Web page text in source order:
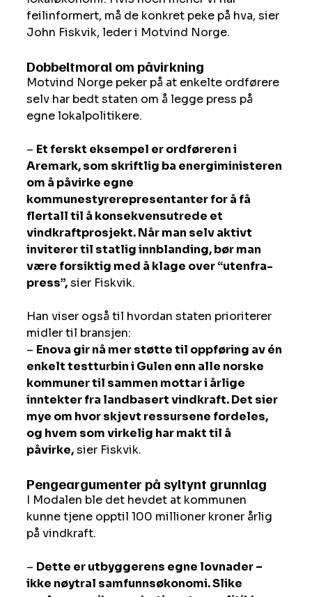
feilinformert, må de konkret peke på hva, sier
John Fiskvik, leder i Motvind Norge.
Dobbeltmoral om påvirkning
Motvind Norge peker på at enkelte ordførere
selv har bedt staten om å legge press på
egne lokalpolitikere.
– Et ferskt eksempel er ordføreren i
Aremark, som skriftlig ba energiministeren
om å påvirke egne
kommunestyrerepresentanter for å få
flertall til å konsekvensutrede et
vindkraftprosjekt. Når man selv aktivt
inviterer til statlig innblanding, bør man
være forsiktig med å klage over “utenfra-
press”, sier Fiskvik.
Han viser også til hvordan staten prioriterer
midler til bransjen:
– Enova gir nå mer støtte til oppføring av én
enkelt testturbin i Gulen enn alle norske
kommuner til sammen mottar i årlige
inntekter fra landbasert vindkraft. Det sier
mye om hvor skjevt ressursene fordeles,
og hvem som virkelig har makt til å
påvirke, sier Fiskvik.
Pengeargumenter på syltynt grunnlag
I Modalen ble det hevdet at kommunen
kunne tjene opptil 100 millioner kroner årlig
på vindkraft.
– Dette er utbyggerens egne lovnader –
ikke nøytral samfunnsøkonomi. Slike